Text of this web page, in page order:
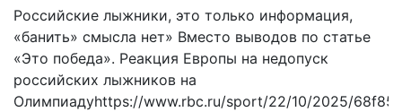
Российские лыжники, это только информация,
«банить» смысла нет» Вместо выводов по статье
«Это победа». Реакция Европы на недопуск
российских лыжников на
Олимпиадуhttps://www.rbc.ru/sport/22/10/2025/